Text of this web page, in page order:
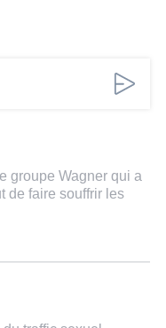
groupe Wagner qui a
de faire souffrir les